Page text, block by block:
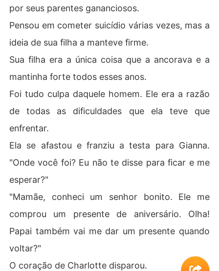
por seus parentes gananciosos.
Pensou em cometer suicídio várias vezes, mas a
ideia de sua filha a manteve firme.
Sua filha era a única coisa que a ancorava e a
mantinha forte todos esses anos.
Foi tudo culpa daquele homem. Ele era a razão
de todas as dificuldades que ela teve que
enfrentar.
Ela se afastou e franziu a testa para Gianna.
"Onde você foi? Eu não te disse para ficar e me
esperar?"
"Mamãe, conheci um senhor bonito. Ele me
comprou um presente de aniversário. Olha!
Papai também vai me dar um presente quando
voltar?"
O coração de Charlotte disparou.